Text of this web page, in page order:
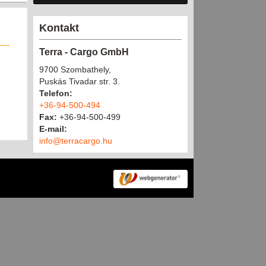
Kontakt
Terra - Cargo GmbH
9700 Szombathely,
Puskás Tivadar str. 3.
Telefon:
+36-94-500-494
Fax: +36-94-500-499
E-mail:
info@terracargo.hu